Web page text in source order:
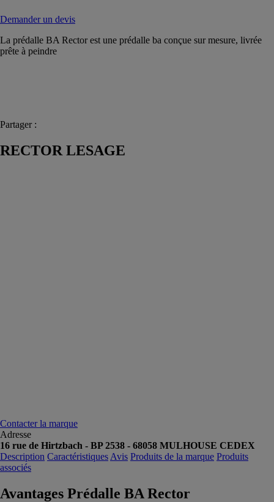
Demander un devis
La prédalle BA Rector est une prédalle ba conçue sur mesure, livrée
prête à peindre
Partager :
RECTOR LESAGE
Contacter la marque
Adresse
16 rue de Hirtzbach - BP 2538 - 68058 MULHOUSE CEDEX
Description Caractéristiques Avis Produits de la marque Produits
associés
Avantages Prédalle BA Rector